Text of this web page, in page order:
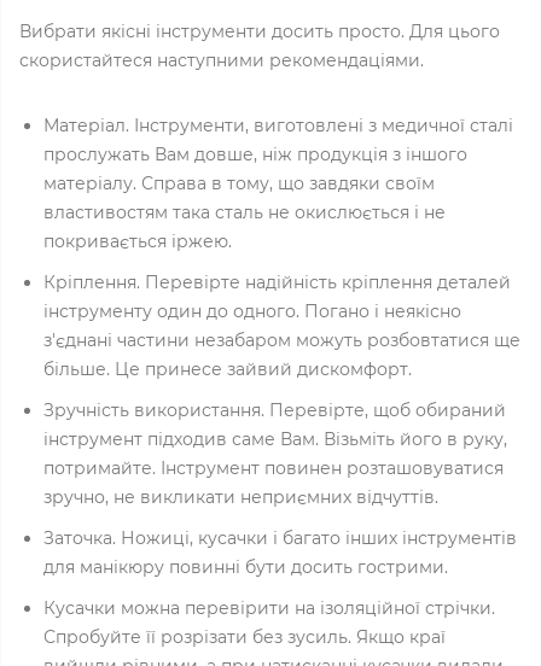
Вибрати якісні інструменти досить просто. Для цього
скористайтеся наступними рекомендаціями.
Матеріал. Інструменти, виготовлені з медичної сталі
прослужать Вам довше, ніж продукція з іншого
матеріалу. Справа в тому, що завдяки своїм
властивостям така сталь не окислюється і не
покривається іржею.
Кріплення. Перевірте надійність кріплення деталей
інструменту один до одного. Погано і неякісно
з'єднані частини незабаром можуть розбовтатися ще
більше. Це принесе зайвий дискомфорт.
Зручність використання. Перевірте, щоб обираний
інструмент підходив саме Вам. Візьміть його в руку,
потримайте. Інструмент повинен розташовуватися
зручно, не викликати неприємних відчуттів.
Заточка. Ножиці, кусачки і багато інших інструментів
для манікюру повинні бути досить гострими.
Кусачки можна перевірити на ізоляційної стрічки.
Спробуйте її розрізати без зусиль. Якщо краї